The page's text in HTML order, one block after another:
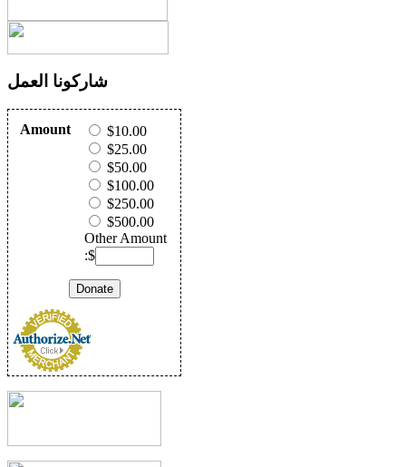
شاركونا العمل
Amount
$10.00
$25.00
$50.00
$100.00
$250.00
$500.00
Other Amount
:$